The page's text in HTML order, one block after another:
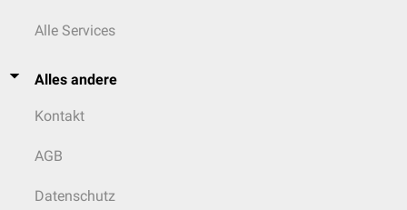
Alle Services
Alles andere
Kontakt
AGB
Datenschutz